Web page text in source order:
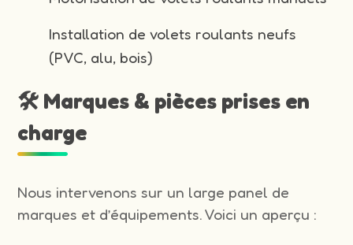
Installation de volets roulants neufs
(PVC, alu, bois)
🛠️ Marques & pièces prises en
charge
Nous intervenons sur un large panel de
marques et d’équipements. Voici un aperçu :